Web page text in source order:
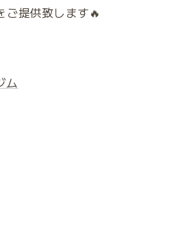
提供致します🔥
ム